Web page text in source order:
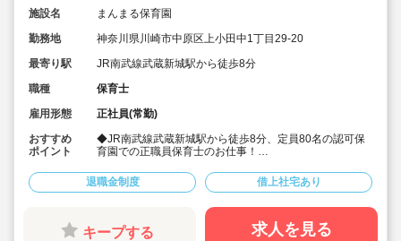
施設名
まんまる保育園
勤務地
神奈川県川崎市中原区上小田中1丁目29-20
最寄り駅
JR南武線武蔵新城駅から徒歩8分
職種
保育士
雇用形態
正社員(常勤)
おすすめ
ポイント
◆JR南武線武蔵新城駅から徒歩8分、定員80名の認可保
育園での正職員保育士のお仕事！
◆賞与は年2回支給☆計2.5~4ヶ月分
初年度賞与は1.5か月分
退職金制度 借上社宅あり
キープする 求人を見る